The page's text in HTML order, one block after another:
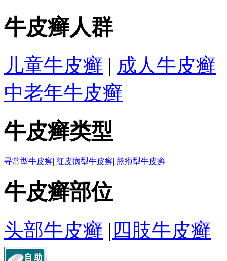
牛皮癣人群
儿童牛皮癣 | 成人牛皮癣
中老年牛皮癣
牛皮癣类型
寻常型牛皮癣| 红皮病型牛皮癣| 脓疱型牛皮癣
牛皮癣部位
头部牛皮癣 | 四肢牛皮癣